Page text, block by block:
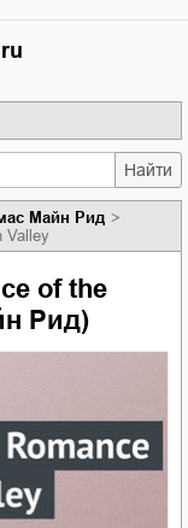
Найти
Майн Рид
Valley
of the
Рид)